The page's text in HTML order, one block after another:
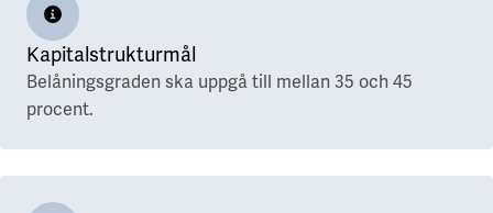
Campus Lund Centrum
Campus Lund LTH
Campus Lund Universitetsplatån
Campus Alnarp
Zoologen
Vitsippan
Finansiering
Grön finansiering
EMTN-prospekt
För leverantörer
Akademiska Hus som beställare
Policys och riktlinjer
Faktureringsinfo
Kapitalstrukturmål
Belåningsgraden ska uppgå till mellan 35 och 45
procent.